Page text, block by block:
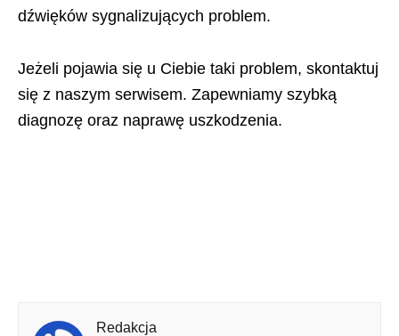
dźwięków sygnalizujących problem.
Jeżeli pojawia się u Ciebie taki problem, skontaktuj
się z naszym serwisem. Zapewniamy szybką
diagnozę oraz naprawę uszkodzenia.
Redakcja